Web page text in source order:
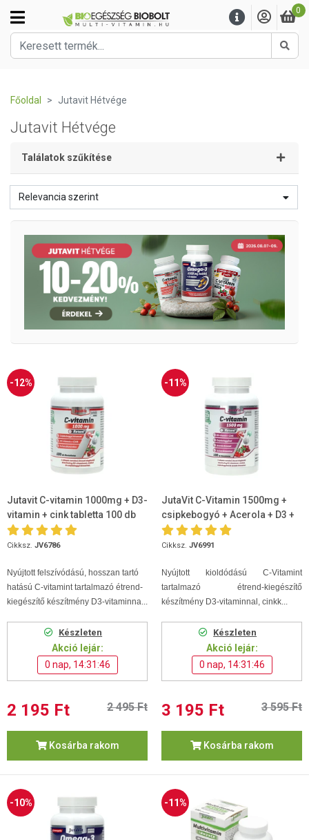
0
Főoldal Jutavit Hétvége
Jutavit Hétvége
Találatok szűkítése
Relevancia szerint
-12%
Jutavit C-vitamin 1000mg + D3-
vitamin + cink tabletta 100 db
Cikksz. JV6786
Nyújtott felszívódású, hosszan tartó
hatású C-vitamint tartalmazó étrend-
kiegészítő készítmény D3-vitaminna...
Készleten
Akció lejár:
0 nap, 14:31:45
2 195 Ft 2 495 Ft
Kosárba rakom
-11%
JutaVit C-Vitamin 1500mg +
csipkebogyó + Acerola + D3 +
Cink 100db
Cikksz. JV6991
Nyújtott kioldódású C-Vitamint
tartalmazó étrend-kiegészítő
készítmény D3-vitaminnal, cinkk...
Készleten
Akció lejár:
0 nap, 14:31:45
3 195 Ft 3 595 Ft
Kosárba rakom
-10% -11%